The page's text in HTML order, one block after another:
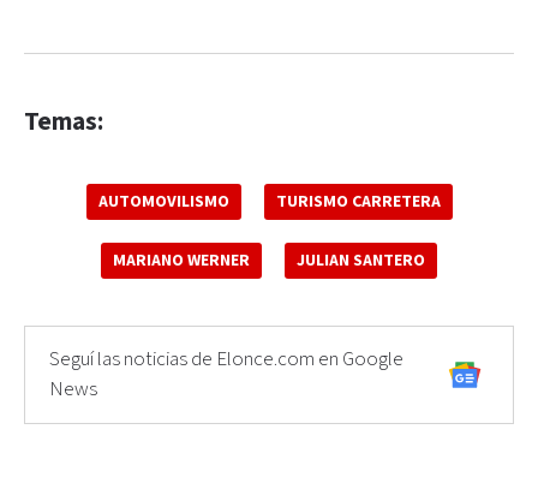
Temas:
AUTOMOVILISMO TURISMO CARRETERA
MARIANO WERNER JULIAN SANTERO
Seguí las noticias de Elonce.com en Google
News